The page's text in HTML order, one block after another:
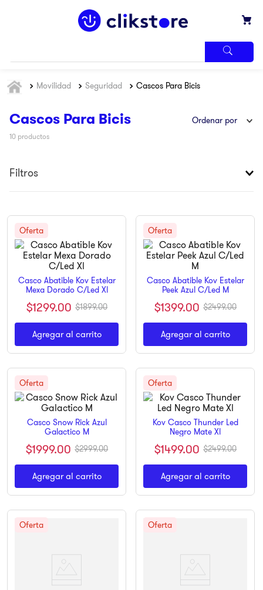
Movilidad Seguridad Cascos Para Bicis
Cascos Para Bicis Ordenar por
10 productos
Filtros
Casco Abatible Kov Estelar
Mexa Dorado C/Led Xl
$1299.00 $1899.00
Agregar al carrito
Casco Abatible Kov Estelar
Peek Azul C/Led M
$1399.00 $2499.00
Agregar al carrito
Casco Snow Rick Azul
Galactico M
$1999.00 $2999.00
Agregar al carrito
Kov Casco Thunder Led
Negro Mate Xl
$1499.00 $2499.00
Agregar al carrito
MÁS
iphone
2.
refrigerador
4.
6.
winia
7.
xbox
8.
lavadora
9.
ninja